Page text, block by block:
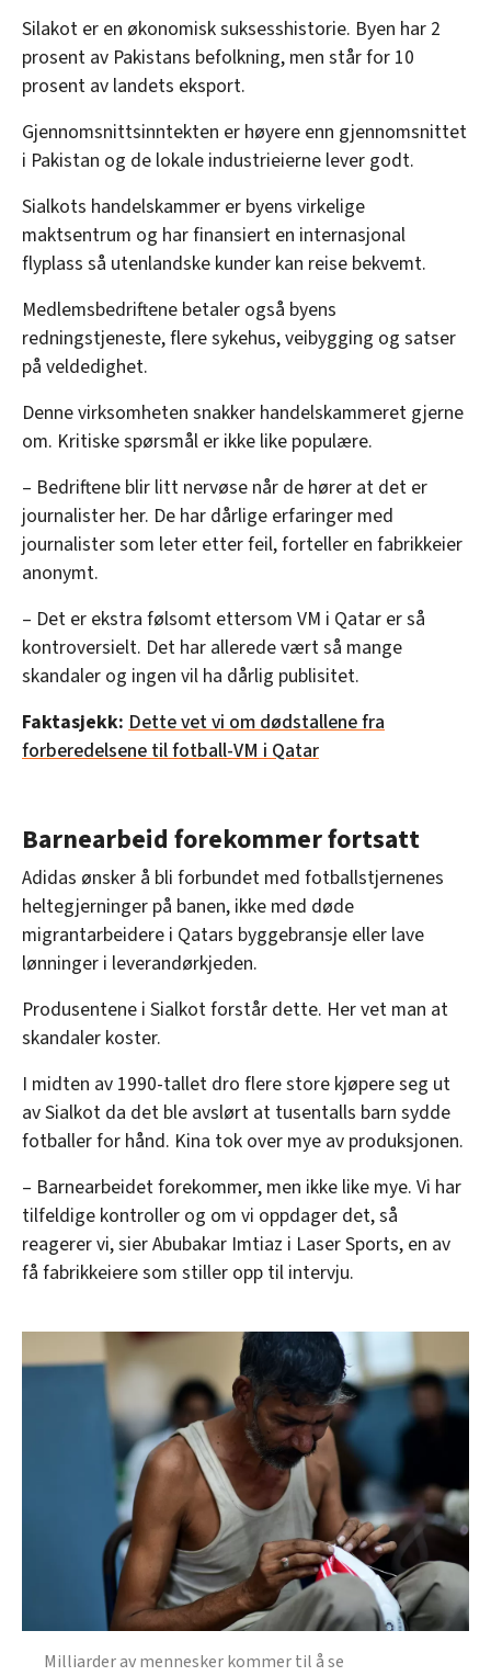
Silakot er en økonomisk suksesshistorie. Byen har 2
prosent av Pakistans befolkning, men står for 10
prosent av landets eksport.
Gjennomsnittsinntekten er høyere enn gjennomsnittet
i Pakistan og de lokale industrieierne lever godt.
Sialkots handelskammer er byens virkelige
maktsentrum og har finansiert en internasjonal
flyplass så utenlandske kunder kan reise bekvemt.
Medlemsbedriftene betaler også byens
redningstjeneste, flere sykehus, veibygging og satser
på veldedighet.
Denne virksomheten snakker handelskammeret gjerne
om. Kritiske spørsmål er ikke like populære.
– Bedriftene blir litt nervøse når de hører at det er
journalister her. De har dårlige erfaringer med
journalister som leter etter feil, forteller en fabrikkeier
anonymt.
– Det er ekstra følsomt ettersom VM i Qatar er så
kontroversielt. Det har allerede vært så mange
skandaler og ingen vil ha dårlig publisitet.
Faktasjekk: Dette vet vi om dødstallene fra
forberedelsene til fotball-VM i Qatar
Barnearbeid forekommer fortsatt
Adidas ønsker å bli forbundet med fotballstjernenes
heltegjerninger på banen, ikke med døde
migrantarbeidere i Qatars byggebransje eller lave
lønninger i leverandørkjeden.
Produsentene i Sialkot forstår dette. Her vet man at
skandaler koster.
I midten av 1990-tallet dro flere store kjøpere seg ut
av Sialkot da det ble avslørt at tusentalls barn sydde
fotballer for hånd. Kina tok over mye av produksjonen.
– Barnearbeidet forekommer, men ikke like mye. Vi har
tilfeldige kontroller og om vi oppdager det, så
reagerer vi, sier Abubakar Imtiaz i Laser Sports, en av
få fabrikkeiere som stiller opp til intervju.
Milliarder av mennesker kommer til å se